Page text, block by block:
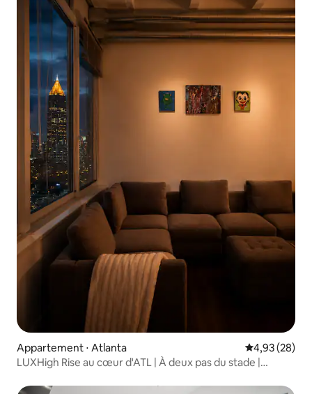
Appartement ⋅ Atlanta Évaluation
4,93 (28)
LUXHigh Rise au cœur d'ATL | À deux pas du stade |